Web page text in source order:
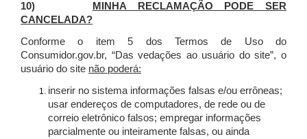
10)
MINHA RECLAMAÇÃO PODE SER
CANCELADA?
Conforme o item 5 dos Termos de Uso do
Consumidor.gov.br, “Das vedações ao usuário do site”, o
usuário do site não poderá:
inserir no sistema informações falsas e/ou errôneas;
usar endereços de computadores, de rede ou de
correio eletrônico falsos; empregar informações
parcialmente ou inteiramente falsas, ou ainda